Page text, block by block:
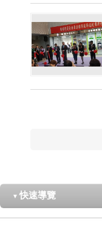
▼ 快速導覽